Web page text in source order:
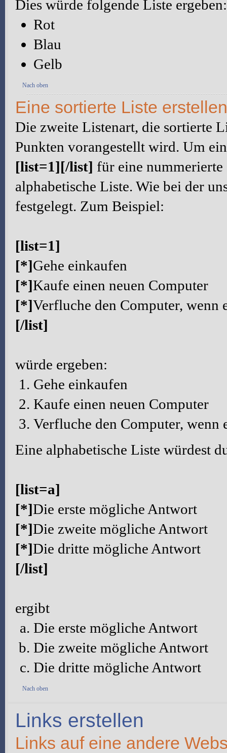
Dies würde folgende Liste ergeben:
Rot
Blau
Gelb
Nach oben
Eine sortierte Liste erstellen
Die zweite Listenart, die sortierte
Punkten vorangestellt wird. Um
[list=1][/list] für eine
alphabetische Liste. Wie bei der
festgelegt. Zum Beispiel:
[list=1]
[*]Gehe einkaufen
[*]Kaufe einen neuen Computer
[*]Verfluche den Computer, wenn
[/list]
würde ergeben:
Gehe einkaufen
Kaufe einen neuen Computer
Verfluche den Computer, wenn
Eine alphabetische Liste würdest
[list=a]
[*]Die erste mögliche Antwort
[*]Die zweite mögliche Antwort
[*]Die dritte mögliche Antwort
[/list]
ergibt
Die erste mögliche Antwort
Die zweite mögliche Antwort
Die dritte mögliche Antwort
Nach oben
Links erstellen
Links auf eine andere